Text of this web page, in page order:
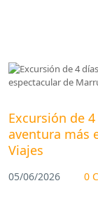
Excursión de
aventura más
Viajes
05/06/2026 0